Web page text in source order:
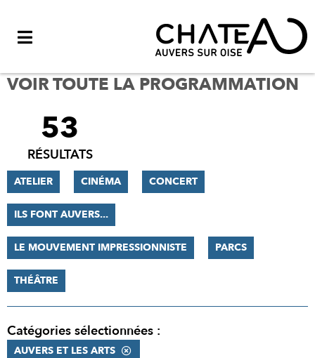
VOIR TOUTE LA PROGRAMMATION
FILTRER
RÉSULTATS
53
RÉSULTATS
ATELIER CINÉMA CONCERT
ILS FONT AUVERS...
LE MOUVEMENT IMPRESSIONNISTE PARCS
THÉÂTRE
Catégories sélectionnées :
AUVERS ET LES ARTS